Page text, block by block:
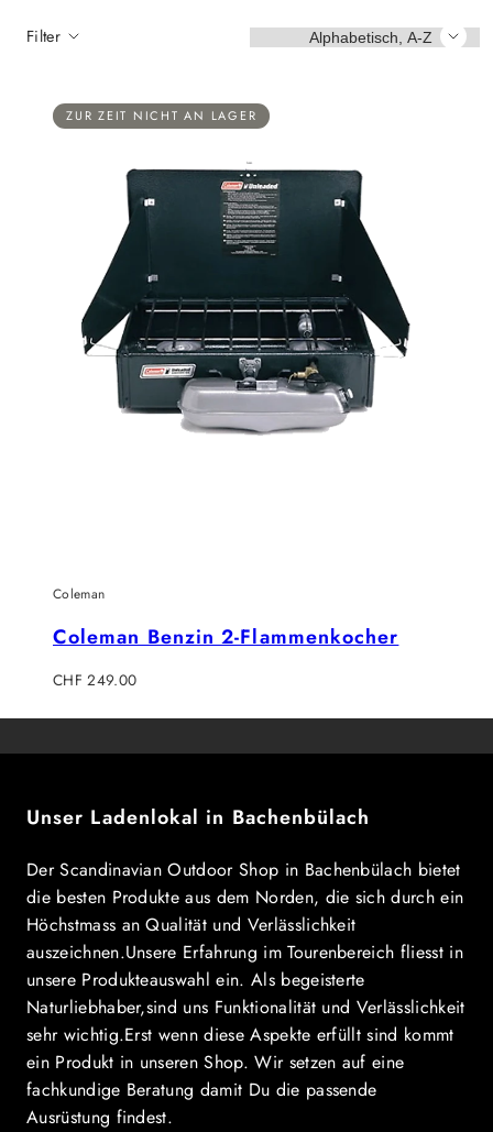
Filter Sortieren
ZUR ZEIT NICHT AN LAGER
Coleman
Coleman Benzin 2-Flammenkocher
Regulärer
CHF 249.00
Unser Ladenlokal in Bachenbülach
Der Scandinavian Outdoor Shop in Bachenbülach bietet
die besten Produkte aus dem Norden, die sich durch ein
Höchstmass an Qualität und Verlässlichkeit
auszeichnen.Unsere Erfahrung im Tourenbereich fliesst in
unsere Produkteauswahl ein. Als begeisterte
Naturliebhaber,sind uns Funktionalität und Verlässlichkeit
sehr wichtig.Erst wenn diese Aspekte erfüllt sind kommt
ein Produkt in unseren Shop. Wir setzen auf eine
fachkundige Beratung damit Du die passende
Ausrüstung findest.